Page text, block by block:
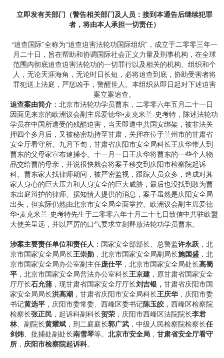
立即发有关部门（警告相关部门及人员：接到本通告后继续犯罪
者，将由本人承担一切责任）
“追查国际”全称为“追查迫害法轮功国际组织”，成立于二零零三年一
月二十日，旨在帮助和协调国际社会正义力量及刑事机构，在全球
范围内彻底追查迫害法轮功的一切罪行以及相关的机构、组织和个
人，无论天涯海角，无论时日长短，必将追查到底，协助受害者将
罪犯送上法庭，严惩凶手，警醒世人。本组织从即日起对下述迫害
案立案追查。
追查案由简介 ：北京市法轮功学员曹东，二零零六年五月二十一日
因面见来京的欧洲议会副主席爱德华•麦克米兰-史考特，陈述法轮功
学员在中国所遭受的残酷迫害，当天即遭中共国安绑架，被非法关
押四个多月后，又被秘密劫持至甘肃，关押在位于兰州市的甘肃省
安全厅看守所。九月下旬，甘肃省庆阳市安全局科长王庆华带人到
曹东的父母家宣布逮捕令。十一月一日王庆华将曹东的一些个人物
品交给曹的母亲，并说很快就会将案子移交到庆阳市检察院起诉
科。曹东家人找律师期间，被严密监视，跟踪人员众多，造成对其
家人身心的巨大压力和人身安全的巨大威胁，最后也没找到敢为曹
东出庭辩护的律师。据知情人提供的消息，案子虽然是庆阳安全局
出头，但实际仍然由北京市安全局全面掌控。欧洲议会副主席爱德
华•麦克米兰-史考特先生于二零零六年十月二十七日致信中共驻欧盟
大使关呈远，并以严厉的口气要求立刻释放法轮功学员曹东。
涉案主要责任单位和责任人 ：国家安全部部长、总警监许永跃 ，北
京市国家安全局局长王崇勋 ，北京市国家安全局副局长施国盛 ，北
京市国家安全局办公室副主任庞仕平 ，北京市国家安全局处长高蜀
平 ，北京市国家安全局普法办公室科长王京建 ，原甘肃省国家安全
厅厅长石允蒲 ，现甘肃省国家安全厅厅长刘吉银， 甘肃省庆阳市国
家安全局局长洪高潮 ，甘肃省庆阳市安全局科长王庆华，庆阳市委
书记黄选平 ，庆阳市委常委、西峰区委书记陈玉皎 ，西峰区检察院
检察长张正民 ，起诉科副科长贺荣 ，庆阳市西峰区法院院长李君
林、副院长黄耀斌 ，刑二庭庭长郭广武 ，中级人民检察院检察长任
剑炜、批捕处副处长南雪琴等。 北京市安全局 ， 甘肃省安全厅看守
所 ， 庆阳市检察院起诉科。